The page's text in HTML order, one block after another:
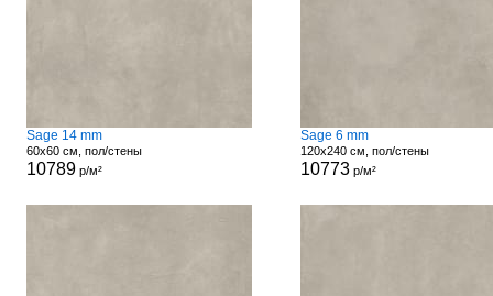
Sage 14 mm
60x60 см, пол/стены
10789р/м²
Sage 6 mm
120x240 см, пол/стены
10773р/м²